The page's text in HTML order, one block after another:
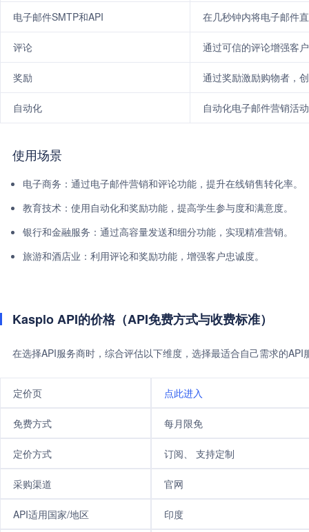
电子邮件SMTP和API 在几秒钟内将电子邮件
评论 通过可信的评论增强客
奖励 通过奖励激励购物者，
自动化 自动化电子邮件营销活
使用场景
电子商务：通过电子邮件营销和评论功能，提升在线销售转化率。
教育技术：使用自动化和奖励功能，提高学生参与度和满意度。
银行和金融服务：通过高容量发送和细分功能，实现精准营销。
旅游和酒店业：利用评论和奖励功能，增强客户忠诚度。
Kasplo API的价格（API免费方式与收费标准）
在选择API服务商时，综合评估以下维度，选择最适合自己需求的
定价页 点此进入
免费方式 每月限免
定价方式 订阅、 支持定制
采购渠道 官网
API适用国家/地区 印度